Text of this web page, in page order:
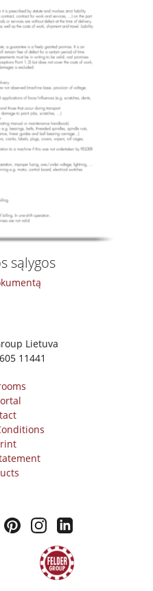
briaunų šlifavimo staklės
prietaisai
rinktuvas
tvarkymas
sąlygos
Lietuva
11441
twitter
pinterestinstagram
linkedin